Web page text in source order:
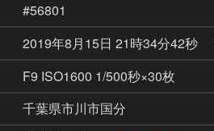
#56801
2019年8月15日 21時34分42秒
F9 ISO1600 1/500秒×30枚
千葉県市川市国分